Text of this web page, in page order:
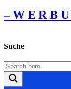
– W Ε R Β
Suche